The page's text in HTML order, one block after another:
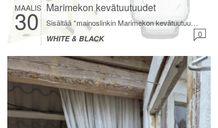
MAALIS
30 Marimekon kevätuutuudet
Sisältää *mainoslinkin Marimekon kevätuutuudet ovat saapuneet. En kestä miten ihania sävyjä nämäkin. Vaalenvihreää vihkiruusua, taivaansinistä unikkoa ja tummansinistä minimaljakkoa. Jos mulla ois valmistujaisiin meno toukokuussa niin tilaisin ehdottomasti näistä jotain valmistuvalle nuorelle. Mun tyttö täytti 18 ja hän sai oman Marimekon astiaston lahjaksi. Oli todella iloinen astiastosta, jonka voi sitten ottaa mukaan omaan kotiin kun […]
WHITE & BLACK 0